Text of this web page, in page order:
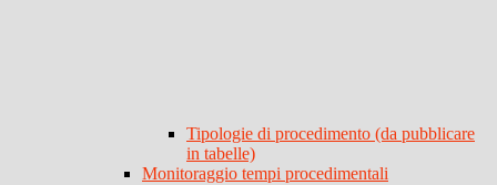
Tipologie di procedimento (da pubblicare
in tabelle)
Monitoraggio tempi procedimentali